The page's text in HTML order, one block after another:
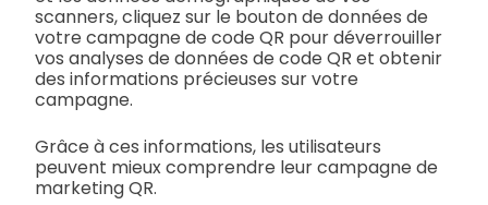
scanners, cliquez sur le bouton de données de
votre campagne de code QR pour déverrouiller
vos analyses de données de code QR et obtenir
des informations précieuses sur votre
campagne.
Grâce à ces informations, les utilisateurs
peuvent mieux comprendre leur campagne de
marketing QR.